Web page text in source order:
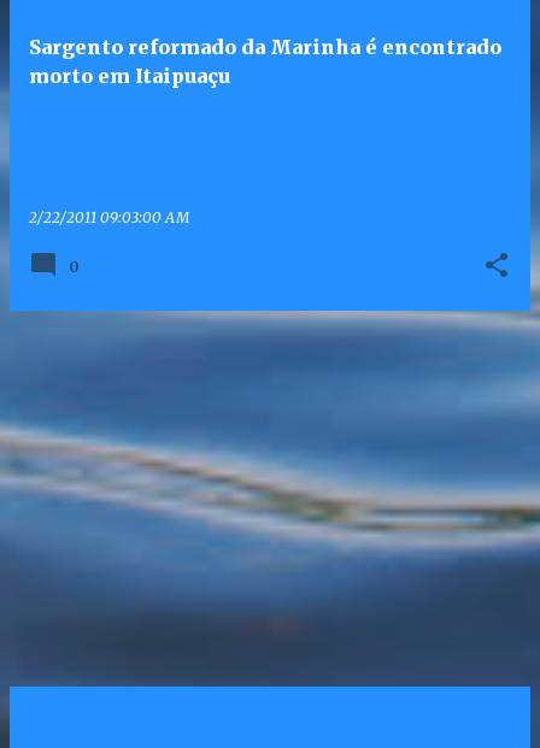
Sargento reformado da Marinha é encontrado
morto em Itaipuaçu
2/22/2011 09:03:00 AM
0